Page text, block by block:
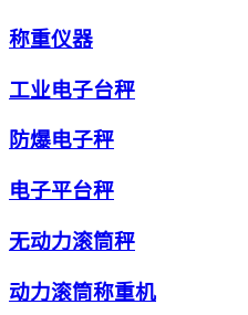
称重仪器
工业电子台秤
防爆电子秤
电子平台秤
无动力滚筒秤
动力滚筒称重机